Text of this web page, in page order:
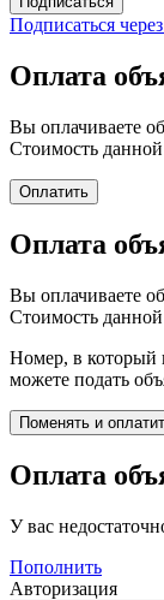
Подписаться
Оплата
Вы оплачиваете
Стоимость
Оплата
Вы оплачиваете
Стоимость
Номер, в который
можете подать
Оплата
У вас
Пополнить
Авторизация